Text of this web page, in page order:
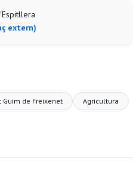
extern)
Guim de Freixenet
Agricultura